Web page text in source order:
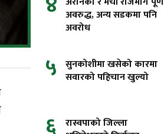
अवरुद्ध, अन्य सडकमा पनि
अवरोध
५ सुनकोशीमा खसेको कारमा
सवारको पहिचान खुल्यो
६ रास्वपाको जिल्ला